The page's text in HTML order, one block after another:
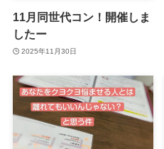
11月同世代コン！開催しま
したー
2025年11月30日